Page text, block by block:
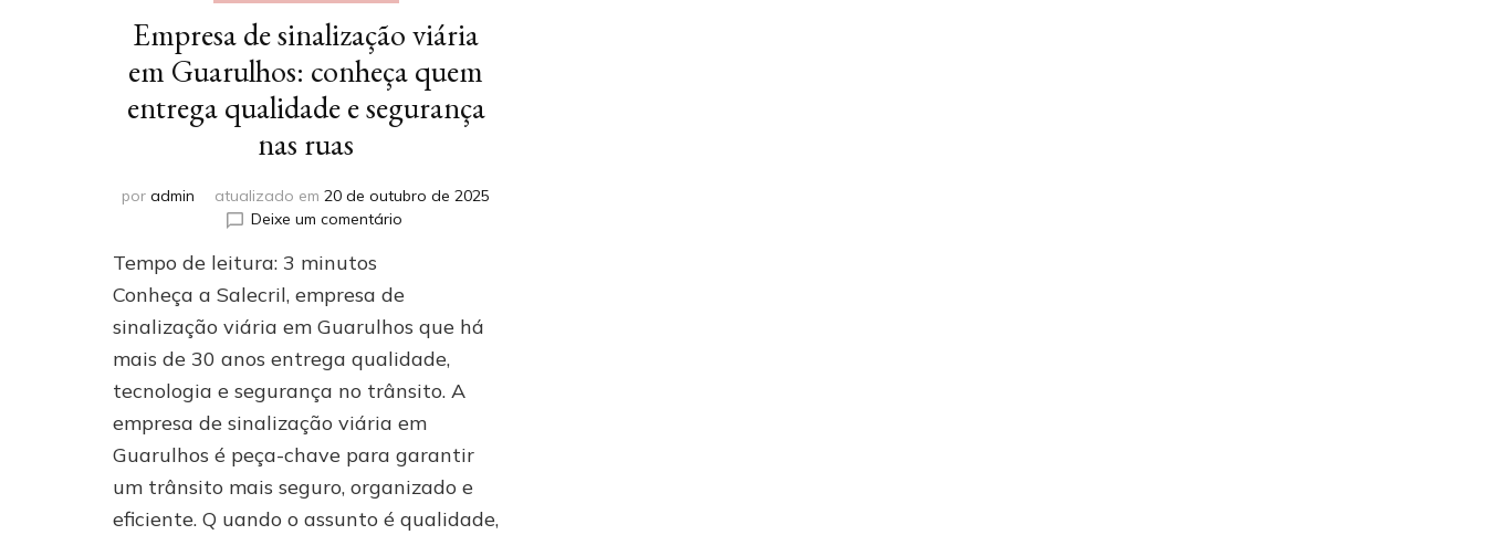
Empresa de sinalização viária
em Guarulhos: conheça quem
entrega qualidade e segurança
nas ruas
poradmin atualizado em20 de outubro de 2025
Deixe um comentárioem
sinalização
em
Guarulhos:
conheça
quem
entrega
qualidade
e
segurança
nas
Tempo de leitura: 3 minutos
Conheça a Salecril, empresa de
sinalização viária em Guarulhos que há
mais de 30 anos entrega qualidade,
tecnologia e segurança no trânsito. A
empresa de sinalização viária em
Guarulhos é peça-chave para garantir
um trânsito mais seguro, organizado e
eficiente. Q uando o assunto é qualidade,